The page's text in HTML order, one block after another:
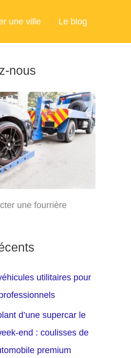
une ville Le blog
nous
une fourrière
utilitaires pour
d’une supercar le
end : coulisses de
premium